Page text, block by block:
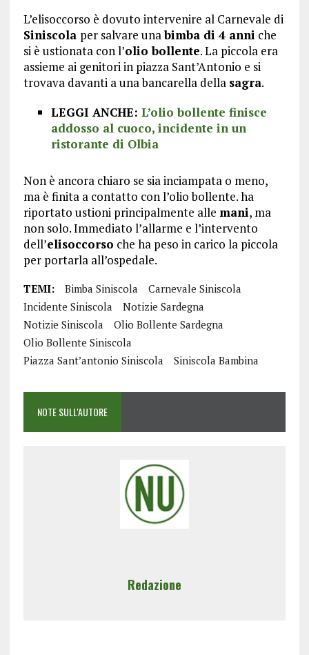
L’elisoccorso è dovuto intervenire al Carnevale di
Siniscola per salvare unabimba di 4 anni che
si è ustionata con l’olio bollente. La piccola era
assieme ai genitori in piazza Sant’Antonio e si
trovava davanti a una bancarella della sagra.
LEGGI ANCHE: L’olio bollente finisce
addosso al cuoco, incidente in un
ristorante di Olbia
Non è ancora chiaro se sia inciampata o meno,
ma è finita a contatto con l’olio bollente. ha
riportato ustioni principalmente alle mani, ma
non solo. Immediato l’allarme e l’intervento
dell’elisoccorso che ha peso in carico la piccola
per portarla all’ospedale.
TEMI: Bimba Siniscola
Carnevale Siniscola
Incidente Siniscola
Notizie Sardegna
Notizie Siniscola
Olio Bollente Sardegna
Olio Bollente Siniscola
Piazza Sant’antonio Siniscola
Siniscola Bambina
NOTE SULL'AUTORE
Redazione